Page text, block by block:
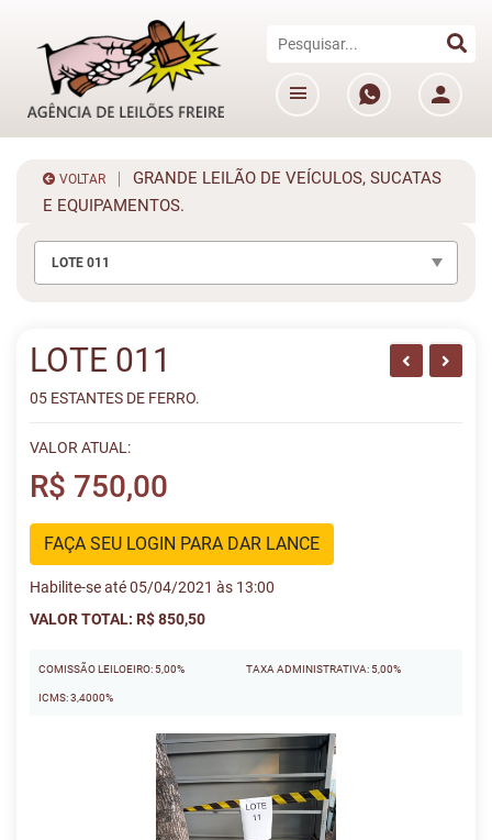
VOLTAR
GRANDE LEILÃO DE VEÍCULOS, SUCATAS
E EQUIPAMENTOS.
LOTE 011
LOTE 011
05 ESTANTES DE FERRO.
VALOR ATUAL:
R$ 750,00
FAÇA SEU LOGIN PARA DAR LANCE
Habilite-se até 05/04/2021 às 13:00
VALOR TOTAL: R$ 850,50
COMISSÃO LEILOEIRO: 5,00%
ICMS: 3,4000%
TAXA ADMINISTRATIVA: 5,00%